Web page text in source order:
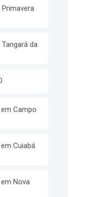
da
Campo
Cuiabá
Nova